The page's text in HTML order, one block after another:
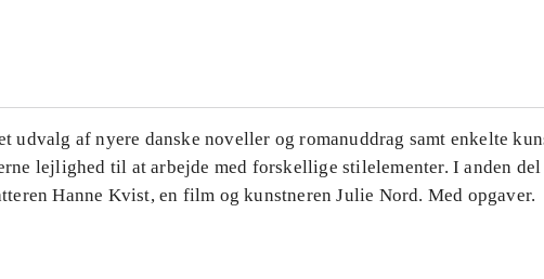
udvalg af nyere danske noveller og romanuddrag samt enkelte
lejlighed til at arbejde med forskellige stilelementer. I anden del
Hanne Kvist, en film og kunstneren Julie Nord. Med opgaver.